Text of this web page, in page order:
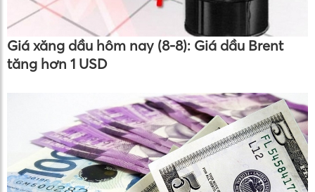
Giá xăng dầu hôm nay (8-8): Giá dầu Brent
tăng hơn 1 USD